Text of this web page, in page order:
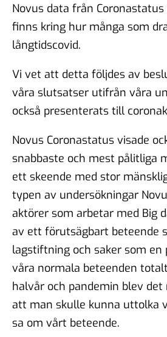
Novus data från
finns kring hur många som
långtidscovid.
Vi vet att detta följdes av
våra slutsatser utifrån våra
också presenterats till
Novus Coronastatus visade
snabbaste och mest pålitliga
ett skeende med stor
typen av undersökningar
aktörer som arbetar med Big
av ett förutsägbart beteende
lagstiftning och saker som en
våra normala beteenden
halvår och pandemin blev
att man skulle kunna uttolka
sa om vårt beteende.